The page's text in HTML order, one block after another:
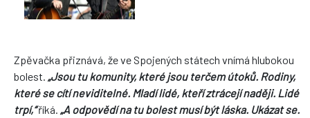
Zpěvačka přiznává, že ve Spojených státech vnímá hlubokou
bolest. „Jsou tu komunity, které jsou terčem útoků. Rodiny,
které se cítí neviditelné. Mladí lidé, kteří ztrácejí naději. Lidé
trpí,“říká. „A odpovědí na tu bolest musí být láska. Ukázat se.